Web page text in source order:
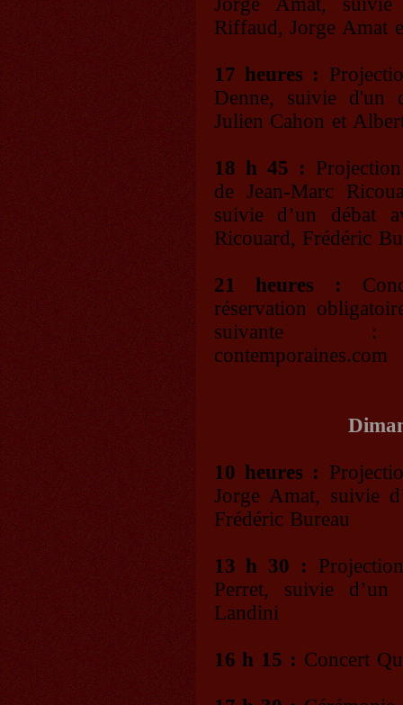
Riffaud, Jorge Amat
17 heures :
Denne, suivie d'un
Julien Cahon et
18 h 45 :
de Jean-Marc
suivie d’un débat
Ricouard, Frédéric
21 heures :
réservation
suivante :
contemporaines.com
10 heures :
Jorge Amat, suivie
Frédéric Bureau
13 h 30 :
Perret, suivie
Landini
16 h 15 : Concert